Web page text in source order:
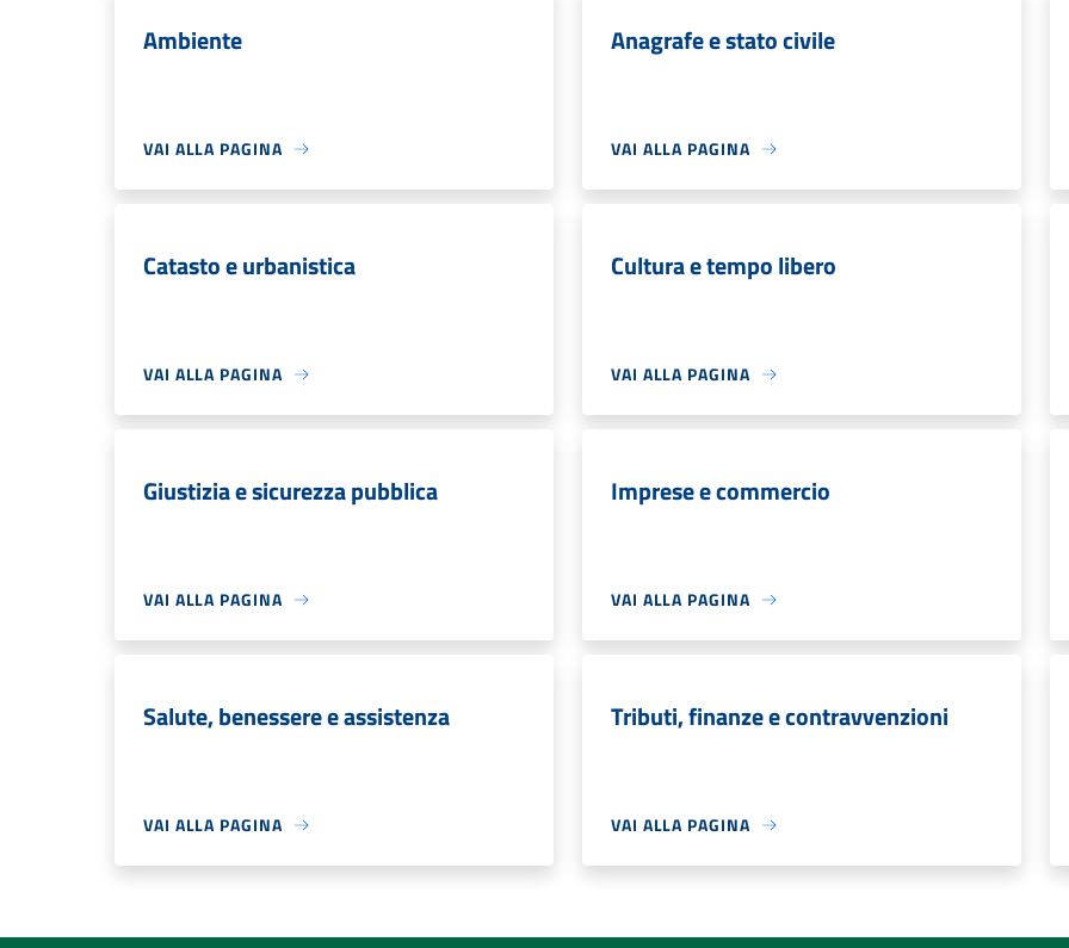
Ambiente
VAI ALLA PAGINA
Anagrafe e stato civile
VAI ALLA PAGINA
Catasto e urbanistica
VAI ALLA PAGINA
Cultura e tempo libero
VAI ALLA PAGINA
Giustizia e sicurezza pubblica
VAI ALLA PAGINA
Imprese e commercio
VAI ALLA PAGINA
Salute, benessere e assistenza
VAI ALLA PAGINA
Tributi, finanze e contravvenzioni
VAI ALLA PAGINA